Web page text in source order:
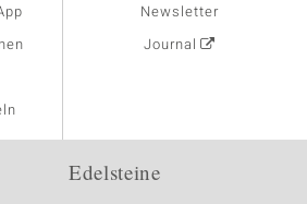
Newsletter
Journal
Edelsteine